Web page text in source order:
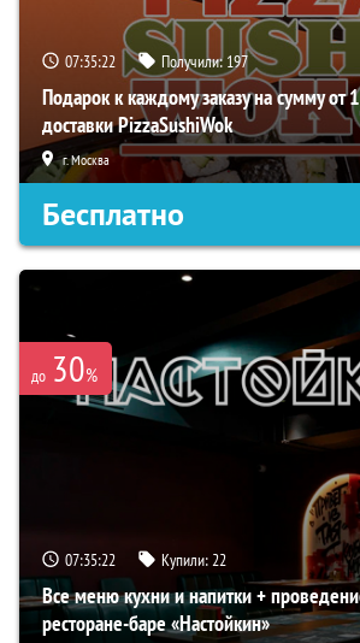
07:35:21 Получили:197
Подарок к каждому заказу на сумму от
доставки PizzaSushiWok
г. Москва
Бесплатно
до 30%
07:35:21 Купили:22
Все меню кухни и напитки +
ресторане-баре «Настойкин»